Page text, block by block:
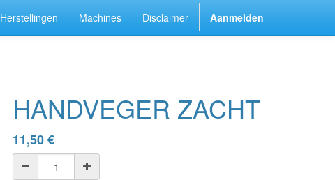
Herstellingen Machines Disclaimer Aanmelden
HANDVEGER ZACHT
11,50€